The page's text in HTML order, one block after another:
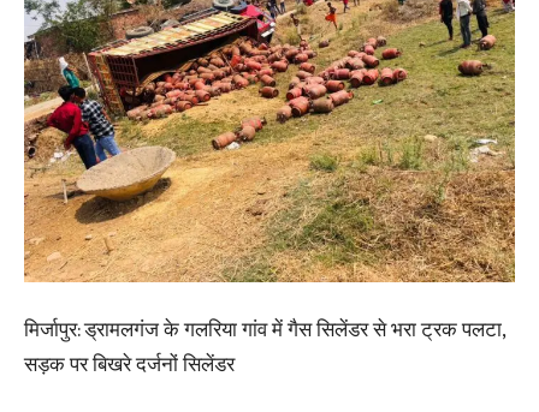
मिर्जापुर: ड्रामलगंज के गलरिया गांव में गैस सिलेंडर से भरा ट्रक पलटा,
सड़क पर बिखरे दर्जनों सिलेंडर